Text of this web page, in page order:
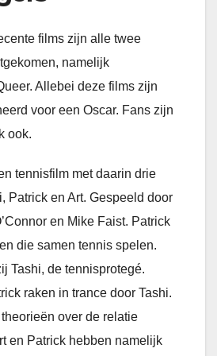
films zijn alle twee
namelijk
Allebei deze films zijn
voor een Oscar. Fans zijn
ook.
tennisfilm met daarin drie
Patrick en Art. Gespeeld door
en Mike Faist. Patrick
die samen tennis spelen.
Tashi, de tennisprotegé.
raken in trance door Tashi.
over de relatie
en Patrick hebben namelijk